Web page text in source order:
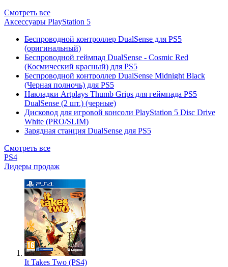
Смотреть все
Аксессуары PlayStation 5
Беспроводной контроллер DualSense для PS5
(оригинальный)
Беспроводной геймпад DualSense - Cosmic Red
(Космический красный) для PS5
Беспроводной контроллер DualSense Midnight Black
(Черная полночь) для PS5
Накладки Artplays Thumb Grips для геймпада PS5
DualSense (2 шт.) (черные)
Дисковод для игровой консоли PlayStation 5 Disc Drive
White (PRO/SLIM)
Зарядная станция DualSense для PS5
Смотреть все
PS4
Лидеры продаж
It Takes Two (PS4)